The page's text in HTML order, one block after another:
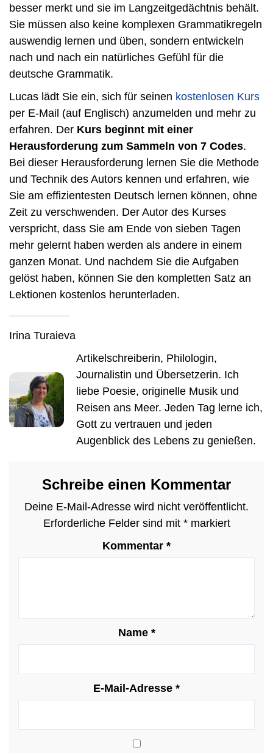
besser merkt und sie im Langzeitgedächtnis behält.
Sie müssen also keine komplexen Grammatikregeln
auswendig lernen und üben, sondern entwickeln
nach und nach ein natürliches Gefühl für die
deutsche Grammatik.
Lucas lädt Sie ein, sich für seinen kostenlosen Kurs
per E-Mail (auf Englisch) anzumelden und mehr zu
erfahren. Der Kurs beginnt mit einer
Herausforderung zum Sammeln von 7 Codes.
Bei dieser Herausforderung lernen Sie die Methode
und Technik des Autors kennen und erfahren, wie
Sie am effizientesten Deutsch lernen können, ohne
Zeit zu verschwenden. Der Autor des Kurses
verspricht, dass Sie am Ende von sieben Tagen
mehr gelernt haben werden als andere in einem
ganzen Monat. Und nachdem Sie die Aufgaben
gelöst haben, können Sie den kompletten Satz an
Lektionen kostenlos herunterladen.
Irina Turaieva
Artikelschreiberin, Philologin,
Journalistin und Übersetzerin. Ich
liebe Poesie, originelle Musik und
Reisen ans Meer. Jeden Tag lerne ich,
Gott zu vertrauen und jeden
Augenblick des Lebens zu genießen.
Schreibe einen Kommentar
Deine E-Mail-Adresse wird nicht veröffentlicht.
Erforderliche Felder sind mit *markiert
Kommentar *
Name *
E-Mail-Adresse *